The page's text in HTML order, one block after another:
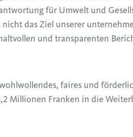
für Umwelt und
das Ziel unserer
und transparenten
faires und
Millionen Franken in die